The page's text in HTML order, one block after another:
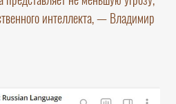
интеллекта, — Владимир